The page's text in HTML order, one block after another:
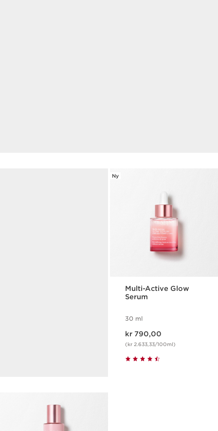
Ny
Multi-Active Glow
Serum
30 ml
kr 790,00
(kr 2.633,33/100ml)